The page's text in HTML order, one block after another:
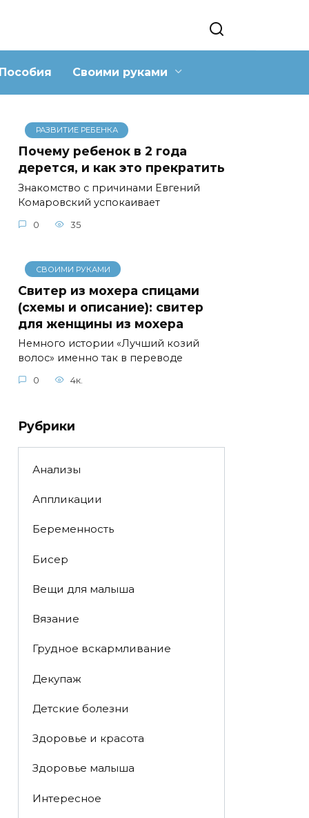
Пособия Своими руками
РАЗВИТИЕ РЕБЕНКА
Почему ребенок в 2 года
дерется, и как это прекратить
Знакомство с причинами Евгений
Комаровский успокаивает
0 35
СВОИМИ РУКАМИ
Свитер из мохера спицами
(схемы и описание): свитер
для женщины из мохера
Немного истории «Лучший козий
волос» именно так в переводе
0 4к.
Рубрики
Анализы
Аппликации
Беременность
Бисер
Вещи для малыша
Вязание
Грудное вскармливание
Декупаж
Детские болезни
Здоровье и красота
Здоровье малыша
Интересное